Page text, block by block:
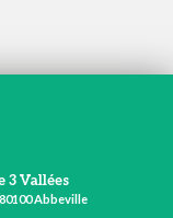
3 Vallées
Abbeville